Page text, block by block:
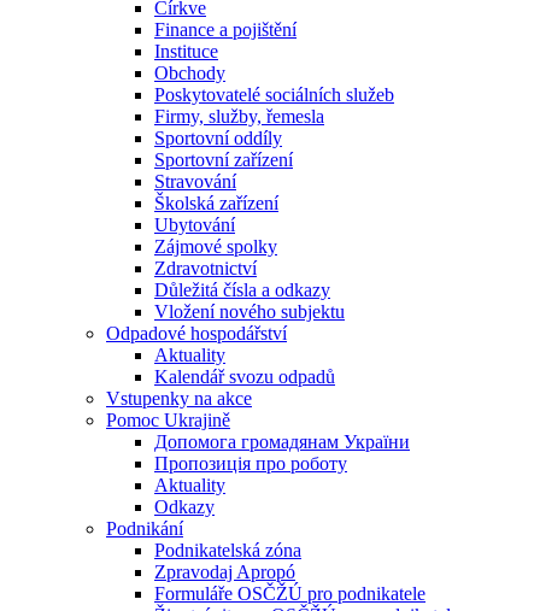
Církve
Finance a pojištění
Instituce
Obchody
Poskytovatelé sociálních služeb
Firmy, služby, řemesla
Sportovní oddíly
Sportovní zařízení
Stravování
Školská zařízení
Ubytování
Zájmové spolky
Zdravotnictví
Důležitá čísla a odkazy
Vložení nového subjektu
Odpadové hospodářství
Aktuality
Kalendář svozu odpadů
Vstupenky na akce
Pomoc Ukrajině
Допомога громадянам України
Пропозиція про роботу
Aktuality
Odkazy
Podnikání
Podnikatelská zóna
Zpravodaj Apropó
Formuláře OSČŽÚ pro podnikatele